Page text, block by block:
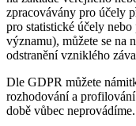
zpracovávány pro účely
pro statistické účely
významu), můžete se na
odstranění vzniklého
Dle GDPR můžete
rozhodování a
době vůbec neprovádíme.